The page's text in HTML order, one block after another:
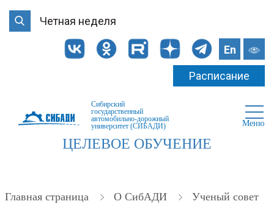
Четная неделя
En
Расписание
Сибирский
государственный
автомобильно-дорожный
университет (СИБАДИ)
Меню
ЦЕЛЕВОЕ ОБУЧЕНИЕ
Главная страница О СибАДИ Ученый совет